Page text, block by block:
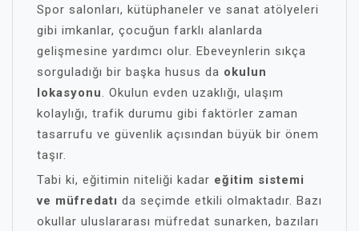
Spor salonları, kütüphaneler ve sanat atölyeleri
gibi imkanlar, çocuğun farklı alanlarda
gelişmesine yardımcı olur. Ebeveynlerin sıkça
sorguladığı bir başka husus da okulun
lokasyonu. Okulun evden uzaklığı, ulaşım
kolaylığı, trafik durumu gibi faktörler zaman
tasarrufu ve güvenlik açısından büyük bir önem
taşır.
Tabi ki, eğitimin niteliği kadar eğitim sistemi
ve müfredatı da seçimde etkili olmaktadır. Bazı
okullar uluslararası müfredat sunarken, bazıları